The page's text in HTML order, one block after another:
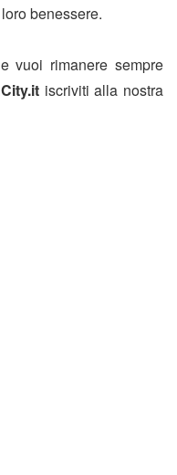
benessere.
vuoi rimanere sempre
iscriviti alla nostra